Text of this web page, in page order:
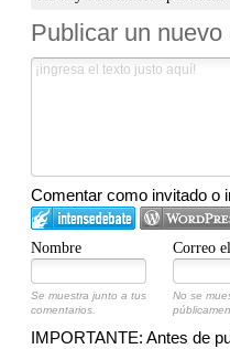
Publicar un nuevo
Comentar como invitado o
Nombre Correo
Se muestra junto a tus
comentarios.
No se
IMPORTANTE: Antes de